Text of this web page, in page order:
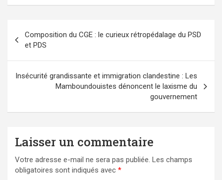
de
l’article
Composition du CGE : le curieux rétropédalage du PSD
et PDS
Insécurité grandissante et immigration clandestine : Les
Mamboundouistes dénoncent le laxisme du
gouvernement
Laisser un commentaire
Votre adresse e-mail ne sera pas publiée. Les champs
obligatoires sont indiqués avec *